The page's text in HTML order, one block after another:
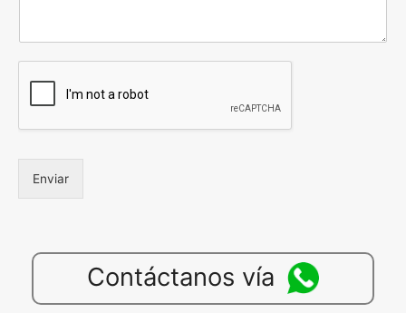
Enviar
Contáctanos vía